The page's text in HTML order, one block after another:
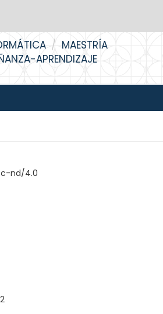
MAESTRÍA
APRENDIZAJE
nd/4.0